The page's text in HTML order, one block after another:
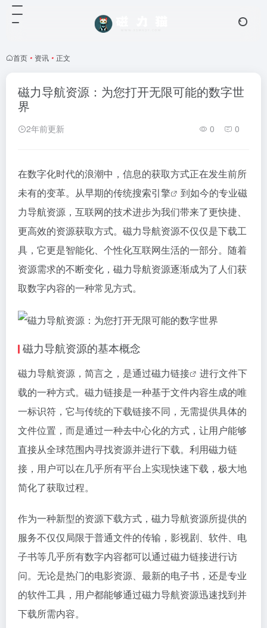
首页 • 资讯 • 正文
磁力导航资源：为您打开无限可能的数字世
界
2年前更新 0 0
在数字化时代的浪潮中，信息的获取方式正在发生前所
未有的变革。从早期的传统搜索引擎
到如今的专业磁
力导航资源，互联网的技术进步为我们带来了更快捷、
更高效的资源获取方式。磁力导航资源不仅仅是下载工
具，它更是智能化、个性化互联网生活的一部分。随着
资源需求的不断变化，磁力导航资源逐渐成为了人们获
取数字内容的一种常见方式。
磁力导航资源的基本概念
磁力导航资源，简言之，是通过磁力链接
进行文件下
载的一种方式。 磁力链接是一种基于文件内容生成的唯
一标识符，它与传统的下载链接不同，无需提供具体的
文件位置，而是通过一种去中心化的方式，让用户能够
直接从全球范围内寻找资源并进行下载。利用磁力链
接 ，用户可以在几乎所有平台上实现快速下载，极大地
简化了获取过程。
作为一种新型的资源下载方式，磁力导航资源所提供的
服务不仅仅局限于普通文件的传输，影视剧、软件、电
子书等几乎所有数字内容都可以通过磁力链接进行访
问。无论是热门的电影资源、最新的电子书，还是专业
的软件工具，用户都能够通过磁力导航资源迅速找到并
下载所需内容。